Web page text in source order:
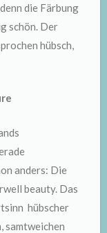
die Färbung
schön. Der
hübsch,
anders: Die
beauty. Das
 hübscher
samtweichen